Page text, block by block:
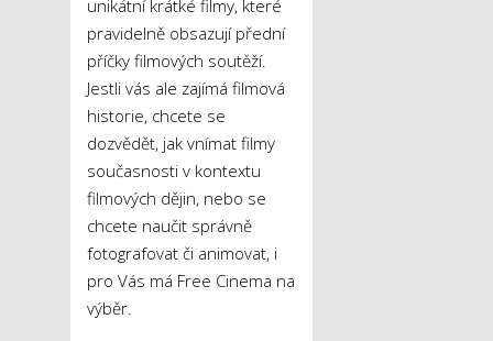
unikátní krátké filmy, které
pravidelně obsazují přední
příčky filmových soutěží.
Jestli vás ale zajímá filmová
historie, chcete se
dozvědět, jak vnímat filmy
současnosti v kontextu
filmových dějin, nebo se
chcete naučit správně
fotografovat či animovat, i
pro Vás má Free Cinema na
výběr.